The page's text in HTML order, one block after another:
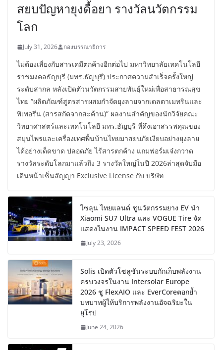
สยบปัญหายุงดื้อยา รางวัลนวัตกรรม
โลก
July 31, 2026 กองบรรณาธิการ
ไม่ต้องเสี่ยงกับสารเคมีตกค้างอีกต่อไป มหาวิทยาลัยเทคโนโลยี
ราชมงคลธัญบุรี (มทร.ธัญบุรี) ประกาศความสำเร็จครั้งใหญ่
ระดับสากล หลังเปิดตัวนวัตกรรมสายพันธุ์ใหม่เพื่อสาธารณสุข
ไทย “ผลิตภัณฑ์สูตรสารผสมกำจัดยุงลายจากเดลตาเมทรินและ
พิเพอรีน (สารสกัดจากสะค้าน)” ผลงานสำคัญของนักวิจัยคณะ
วิทยาศาสตร์และเทคโนโลยี มทร.ธัญบุรี ที่ดึงเอาสรรพคุณของ
สมุนไพรและเครื่องเทศพื้นบ้านไทยมาสยบภัยเงียบอย่างยุงลาย
ได้อย่างเด็ดขาด ปลอดภัย ไร้สารตกค้าง แถมฟอร์มเจ๋งกวาด
รางวัลระดับโลกมาแล้วถึง 3 รางวัลใหญ่ในปี 2026ล่าสุดจับมือ
เดินหน้าเซ็นสัญญา Exclusive License กับ บริษัท
ไซลุน ไทยแลนด์ ชูนวัตกรรมยาง EV นำ
Xiaomi SU7 Ultra และ VOGUE Tire จัด
แสดงในงาน IMPACT SPEED FEST 2026
July 23, 2026
Solis เปิดตัวโซลูชันระบบกักเก็บพลังงาน
ครบวงจรในงาน Intersolar Europe
2026 ชู FlexAIO และ EverCoreตอกย้ำ
บทบาทผู้ให้บริการพลังงานอัจฉริยะใน
ยุโรป
June 24, 2026